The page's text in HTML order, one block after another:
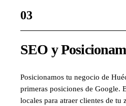
03
SEO y
Posicionamos tu negocio de
primeras posiciones de Google.
locales para atraer clientes de tu